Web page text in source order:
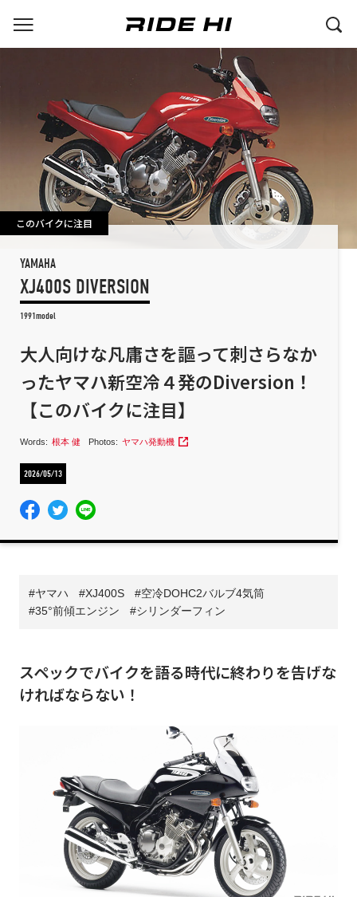
このバイクに注目
YAMAHA
XJ400S DIVERSION
1991model
大人向けな凡庸さを謳って刺さらなか
ったヤマハ新空冷４発のDiversion！
【このバイクに注目】
Words: 根本 健 Photos: ヤマハ発動機
2026/05/13
ヤマハ XJ400S
空冷DOHC2バルブ4気筒
35°前傾エンジン
シリンダーフィン
スペックでバイクを語る時代に終わりを告げな
ければならない！